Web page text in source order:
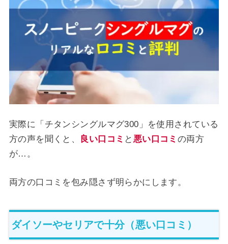
実際に「チタンシングルマグ300」を使用されている
方の声を聞くと、
良い口コミ と 悪い口コミ の両方
が…。
両方の口コミを包み隠さず明らかにします。
ダイソーやセリアで十分（悪い口コミ）